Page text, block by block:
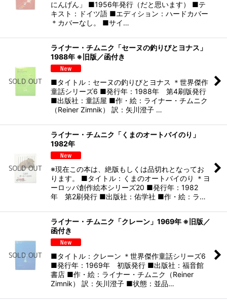
にんげん」 ■1956年発行（だと思います） ■テ
キスト：ドイツ語 ■エディション：ハードカバー
＊カバーなし。 ■サイ…
ライナー・チムニク「セーヌの釣りびとヨナス」
1988年 ※旧版／函付き
■タイトル：セーヌの釣りびとヨナス ＊世界傑作
童話シリーズ6 ■発行年：1988年 第4刷版発行
■出版社：童話屋 ■作・絵：ライナー・チムニク
（Reiner Zimnik） 訳：矢川澄子 …
ライナー・チムニク「くまのオートバイのり」
1982年
※現在この本は、絶版もしくは品切れとなってお
ります。 ■タイトル：くまのオートバイのり ＊ヨ
ーロッパ創作絵本シリーズ20 ■発行年：1982
年 第2刷発行 ■出版社：佑学社 ■作・絵：ラ…
ライナー・チムニク「クレーン」1969年 ※旧版／
函付き
■タイトル：クレーン ＊世界傑作童話シリーズ6
■発行年：1969年 初版発行 ■出版社：福音館
書店 ■作・絵：ライナー・チムニク（Reiner
Zimnik） 訳：矢川澄子 ■状態：並品…